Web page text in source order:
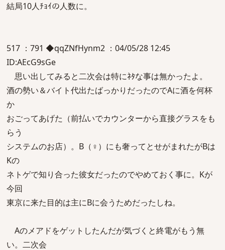
結局10人ﾁｮｲの人数に。
517 ：791 ◆qqZNfHynm2 ：04/05/28 12:45
ID:AEcG9sGe
思い出してみると二次会は特にﾈﾀな事は無かったよ。
酒の勢い＆バイト代出たばっかりだったのでAに酒を何杯
か
おごってあげた（前払いでカウンターから直接グラスをも
らう
システムのお店）。B（♀）にも奢ってとせがまれたがBは
Kの
ネトゲで知り合った彼女だったのでやめておく事に。Kが
今回
東京に来た目的は主にBに会うためだったしね。
Aのメアドをゲットしたんだが気づくと終電がもう無
い。二次会